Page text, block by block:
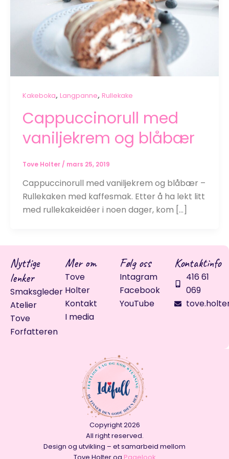
Kakeboka, Langpanne, Rullekake
Cappuccinorull med
vaniljekrem og blåbær
Tove Holter/ mars 25, 2019
Cappuccinorull med vaniljekrem og blåbær –
Rullekaken med kaffesmak. Etter å ha lekt litt
med rullekakeidéer i noen dager, kom […]
Copyright 2026
All right reserved.
Design og utvikling – et samarbeid mellom
Nyttige
lenker
Smaksgleder
Atelier
Tove
Forfatteren
Mer om
Tove
Holter
Kontakt
I media
Følg oss
Intagram
Facebook
YouTube
Kontaktinfo
416 61
069